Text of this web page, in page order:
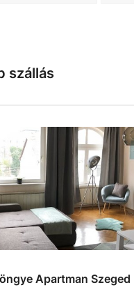
szállás
Apartman Szeged